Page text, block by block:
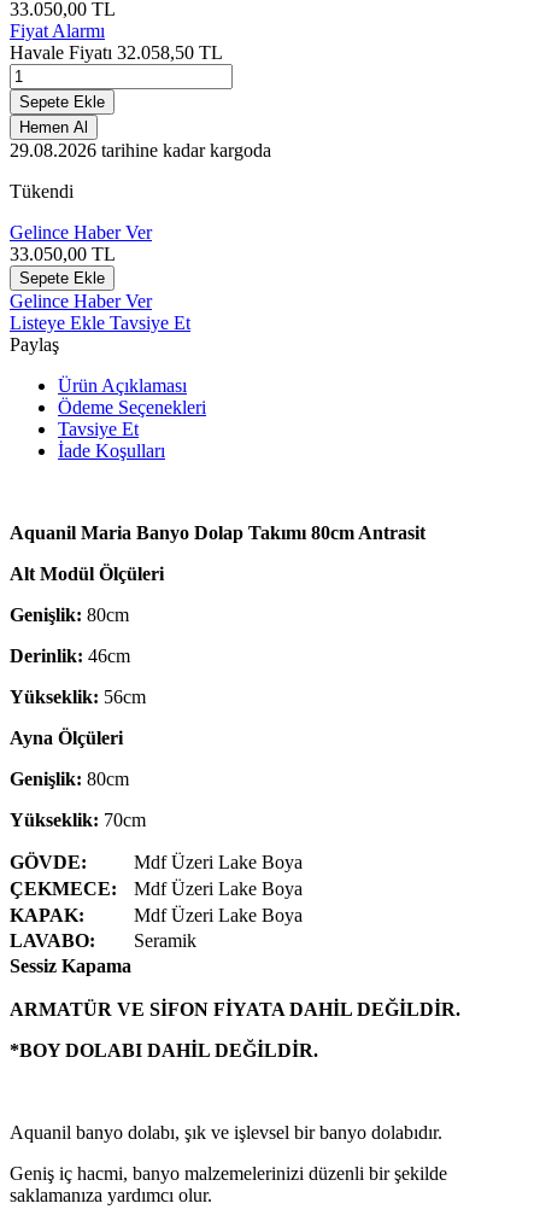
33.050,00 TL
Fiyat Alarmı
Havale Fiyatı 32.058,50 TL
Sepete Ekle
Hemen Al
29.08.2026 tarihine kadar kargoda
Tükendi
Gelince Haber Ver
33.050,00 TL
Sepete Ekle
Gelince Haber Ver
Listeye Ekle Tavsiye Et
Paylaş
Ürün Açıklaması
Ödeme Seçenekleri
Tavsiye Et
İade Koşulları
Aquanil Maria Banyo Dolap Takımı 80cm Antrasit
Alt Modül Ölçüleri
Genişlik: 80cm
Derinlik: 46cm
Yükseklik: 56cm
Ayna Ölçüleri
Genişlik: 80cm
Yükseklik: 70cm
GÖVDE:
Mdf Üzeri Lake Boya
ÇEKMECE:
Mdf Üzeri Lake Boya
KAPAK:
Mdf Üzeri Lake Boya
LAVABO:
Seramik
Sessiz Kapama
ARMATÜR VE SİFON FİYATA DAHİL DEĞİLDİR.
*BOY DOLABI DAHİL DEĞİLDİR.
Aquanil banyo dolabı, şık ve işlevsel bir banyo dolabıdır.
Geniş iç hacmi, banyo malzemelerinizi düzenli bir şekilde
saklamanıza yardımcı olur.